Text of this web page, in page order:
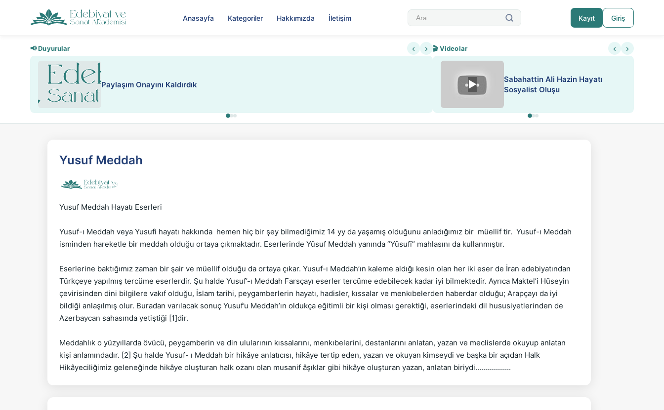
Anasayfa Kategoriler Hakkımızda İletişim Kayıt Giriş
📢 Duyurular ‹ ›
Paylaşım Onayını Kaldırdık Nadir içeriklere kısıtlama ve kredi sistemi
🎬 Videolar ‹ ›
▶
Sabahattin Ali Hazin Hayatı
Sosyalist Oluşu
Yusuf Meddah
Yusuf Meddah Hayatı Eserleri
Yusuf-ı Meddah veya Yusufi hayatı hakkında  hemen hiç bir şey bilmediğimiz 14 yy da yaşamış olduğunu anladığımız bir  müellif tir.  Yusuf-ı Meddah
isminden hareketle bir meddah olduğu ortaya çıkmaktadır. Eserlerinde Yûsuf Meddah yanında “Yûsufî” mahlasını da kullanmıştır.
Eserlerine baktığımız zaman bir şair ve müellif olduğu da ortaya çıkar. Yusuf-ı Meddah’ın kaleme aldığı kesin olan her iki eser de İran edebiyatından
Türkçeye yapılmış tercüme eserlerdir. Şu halde Yusuf’-ı Meddah Farsçayı eserler tercüme edebilecek kadar iyi bilmektedir. Ayrıca Maktel’i Hüseyin
çevirisinden dini bilgilere vakıf olduğu, İslam tarihi, peygamberlerin hayatı, hadisler, kıssalar ve menkıbelerden haberdar olduğu; Arapçayı da iyi
bildiği anlaşılmış olur. Buradan varılacak sonuç Yusuf’u Meddah’ın oldukça eğitimli bir kişi olması gerektiği, eserlerindeki dil hususiyetlerinden de
Azerbaycan sahasında yetiştiği [1]dir.
Meddahlık o yüzyıllarda övücü, peygamberin ve din ulularının kıssalarını, menkıbelerini, destanlarını anlatan, yazan ve meclislerde okuyup anlatan
kişi anlamındadır. [2] Şu halde Yusuf- ı Meddah bir hikâye anlatıcısı, hikâye tertip eden, yazan ve okuyan kimseydi ve başka bir açıdan Halk